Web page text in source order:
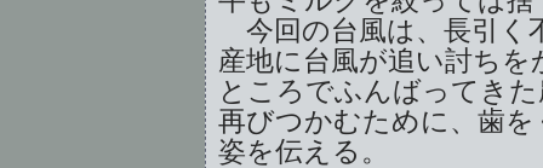
今回の台風は、長引く
産地に台風が追い討ち
ところでふんばってき
再びつかむために、歯
姿を伝える。